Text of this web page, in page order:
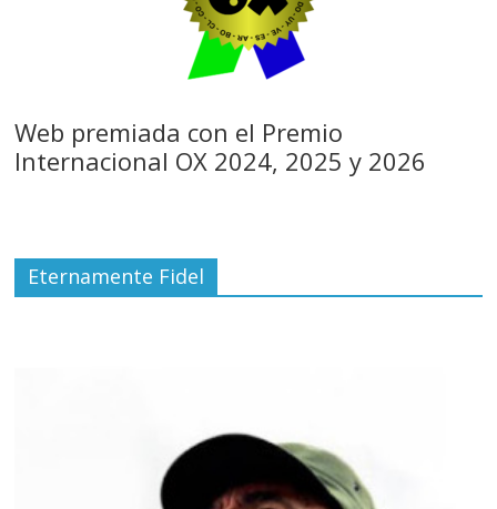
Web premiada con el Premio
Internacional OX 2024, 2025 y 2026
Eternamente Fidel